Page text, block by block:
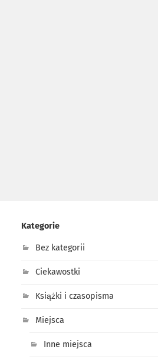
Kategorie
Bez kategorii
Ciekawostki
Książki i czasopisma
Miejsca
Inne miejsca